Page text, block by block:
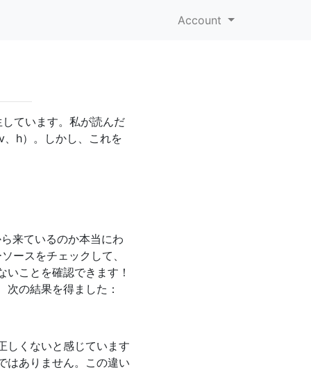
Account
ています。私が読んだ
h）。しかし、これを
来ているのか本当にわ
ースをチェックして、
ことを確認できます！
の結果を得ました：
しくないと感じています
はありません。この違い